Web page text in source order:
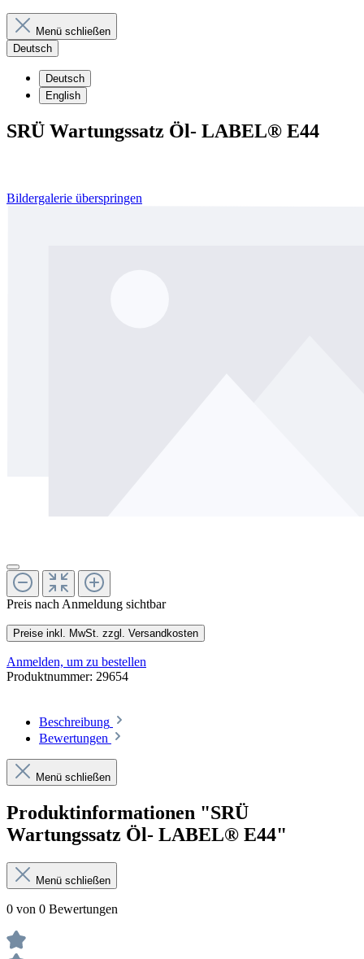
Menü schließen
Deutsch
Deutsch
English
SRÜ Wartungssatz Öl- LABEL® E44
Bildergalerie überspringen
Preis nach Anmeldung sichtbar
Preise inkl. MwSt. zzgl. Versandkosten
Anmelden, um zu bestellen
Produktnummer: 29654
Beschreibung
Bewertungen
Menü schließen
Produktinformationen "SRÜ
Wartungssatz Öl- LABEL® E44"
Menü schließen
0 von 0 Bewertungen